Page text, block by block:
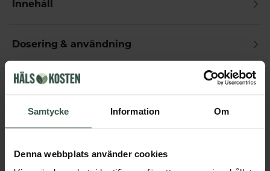
Samtycke Information Om
Denna webbplats använder cookies
Innehåll
Dosering & användning
Övrigt
Andra köpte också